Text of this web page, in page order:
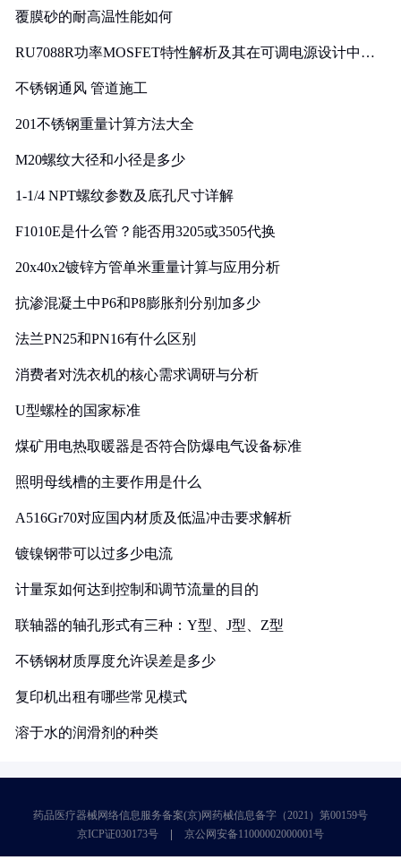
覆膜砂的耐高温性能如何
RU7088R功率MOSFET特性解析及其在可调电源设计中的
不锈钢通风 管道施工
201不锈钢重量计算方法大全
M20螺纹大径和小径是多少
1-1/4 NPT螺纹参数及底孔尺寸详解
F1010E是什么管？能否用3205或3505代换
20x40x2镀锌方管单米重量计算与应用分析
抗渗混凝土中P6和P8膨胀剂分别加多少
法兰PN25和PN16有什么区别
消费者对洗衣机的核心需求调研与分析
U型螺栓的国家标准
煤矿用电热取暖器是否符合防爆电气设备标准
照明母线槽的主要作用是什么
A516Gr70对应国内材质及低温冲击要求解析
镀镍钢带可以过多少电流
计量泵如何达到控制和调节流量的目的
联轴器的轴孔形式有三种：Y型、J型、Z型
不锈钢材质厚度允许误差是多少
复印机出租有哪些常见模式
溶于水的润滑剂的种类
药品医疗器械网络信息服务备案(京)网药械信息备字（2021）第00159号
京ICP证030173号
京公网安备11000002000001号